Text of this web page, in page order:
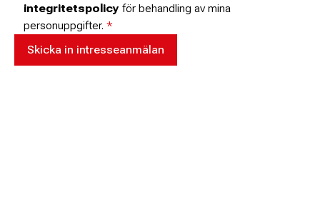
integritetspolicy för behandling av mina
personuppgifter. *